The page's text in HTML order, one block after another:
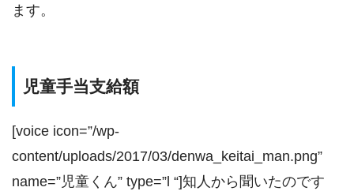
ます。
児童手当支給額
[voice icon=”/wp-
content/uploads/2017/03/denwa_keitai_man.png”
name=”児童くん” type=”l “]知人から聞いたのです